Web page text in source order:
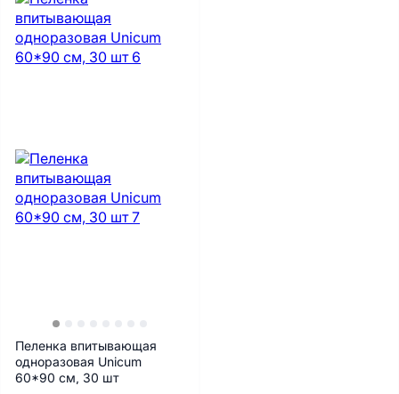
Пеленка впитывающая
одноразовая Unicum
60*90 см, 30 шт